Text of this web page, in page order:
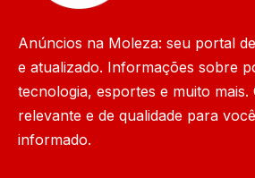
Anúncios na Moleza: seu portal
e atualizado. Informações sobre
tecnologia, esportes e muito mais.
relevante e de qualidade para
informado.